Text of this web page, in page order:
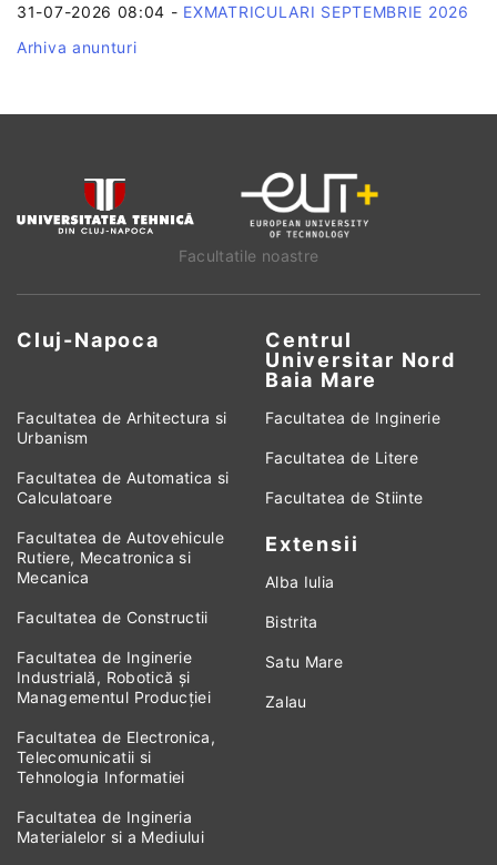
31-07-2026 08:04 - EXMATRICULARI SEPTEMBRIE 2026
Arhiva anunturi
Facultatile noastre
Cluj-Napoca
Centrul
Universitar Nord
Baia Mare
Facultatea de Arhitectura si
Urbanism
Facultatea de Automatica si
Calculatoare
Facultatea de Autovehicule
Rutiere, Mecatronica si
Mecanica
Facultatea de Constructii
Facultatea de Inginerie
Industrială, Robotică și
Managementul Producției
Facultatea de Electronica,
Telecomunicatii si
Tehnologia Informatiei
Facultatea de Ingineria
Materialelor si a Mediului
Facultatea de Inginerie
Facultatea de Litere
Facultatea de Stiinte
Extensii
Alba Iulia
Bistrita
Satu Mare
Zalau